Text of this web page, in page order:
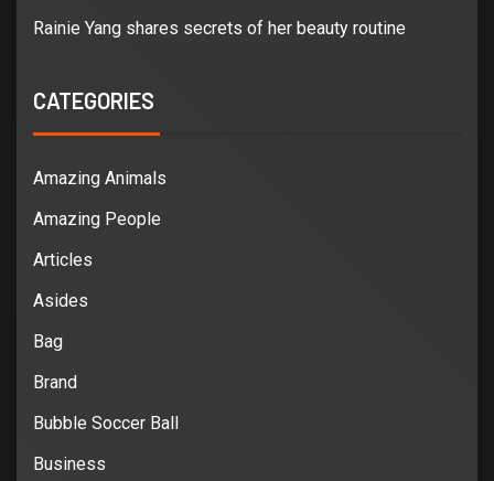
Rainie Yang shares secrets of her beauty routine
CATEGORIES
Amazing Animals
Amazing People
Articles
Asides
Bag
Brand
Bubble Soccer Ball
Business